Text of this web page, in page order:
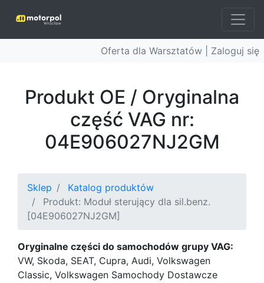
Oferta dla Warsztatów | Zaloguj się
Produkt OE / Oryginalna
część VAG nr:
04E906027NJ2GM
Sklep
Katalog produktów
Produkt: Moduł sterujący dla sil.benz.
[04E906027NJ2GM]
Oryginalne części do samochodów grupy VAG:
VW, Skoda, SEAT, Cupra, Audi, Volkswagen
Classic, Volkswagen Samochody Dostawcze